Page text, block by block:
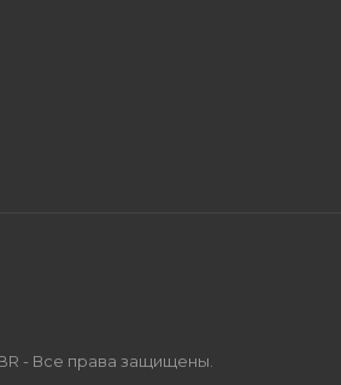
- Все права защищены.